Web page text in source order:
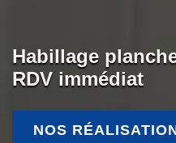
Habillage
RDV immédiat
NOS